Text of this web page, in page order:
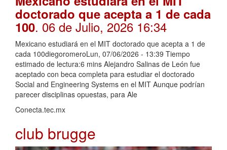
doctorado que acepta a 1 de cada
100. 06 de Julio, 2026 16:34
Mexicano estudiará en el MIT doctorado que acepta a 1 de
cada 100diegoromeroLun, 07/06/2026 - 13:39 Tiempo
estimado de lectura:6 mins Alejandro Salinas de León fue
aceptado con beca completa para estudiar el doctorado
Social and Engineering Systems en el MIT Aunque podrían
parecer disciplinas opuestas, para Ale
Conecta.tec.mx
club brugge